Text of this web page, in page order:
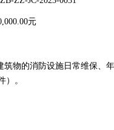
元
筑物的消防设施日常维保、
）。